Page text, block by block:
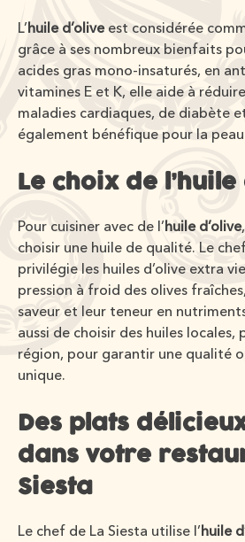
L’huile d’oliveest considérée
grâce à ses nombreux bienfaits
acides gras mono-insaturés, en
vitamines E et K, elle aide à
maladies cardiaques, de diabète
également bénéfique pour la
Le choix de l’huile
Pour cuisiner avec de l’huile d’olive
choisir une huile de qualité. Le
privilégie les huiles d’olive extra
pression à froid des olives
saveur et leur teneur en
aussi de choisir des huiles locales,
région, pour garantir une qualité
unique.
Des plats
dans votre
Siesta
Le chef de La Siesta utilise l’huile